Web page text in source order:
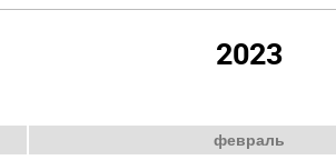
2023
февраль